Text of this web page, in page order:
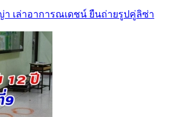
เล่าอาการณเดชน์ ยืนถ่ายรูปคู่ลิซ่า